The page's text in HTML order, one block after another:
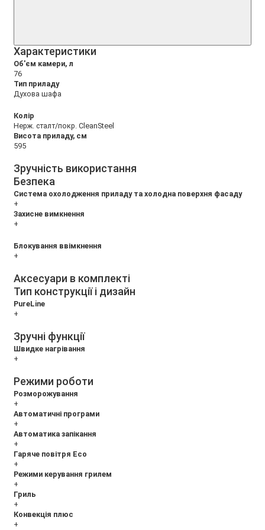
Xарактеристики
Об'єм камери, л
76
Тип приладу
Духова шафа
Колір
Нерж. сталт/покр. CleanSteel
Висота приладу, см
595
Зручність використання
Безпека
Система охолодження приладу та холодна поверхня фасаду
+
Захисне вимкнення
+
Блокування ввімкнення
+
Аксесуари в комплекті
Тип конструкції і дизайн
PureLine
+
Зручні функції
Швидке нагрівання
+
Режими роботи
Розморожування
+
Автоматичні програми
+
Автоматика запікання
+
Гаряче повітря Eco
+
Режими керування грилем
+
Гриль
+
Конвекція плюс
+